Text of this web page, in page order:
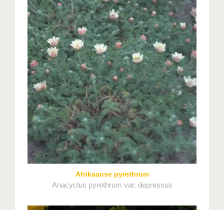
Afrikaanse pyrethrum
Anacyclus pyrethrum var. depressus